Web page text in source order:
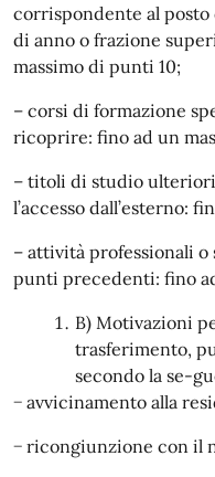
corrispondente al
di anno o frazione
massimo di punti 10;
– corsi di formazione
ricoprire: fino ad un
– titoli di studio
l’accesso dall’esterno:
– attività professionali
punti precedenti: fino
B) Motivazioni
trasferimento,
secondo la se-
− avvicinamento alla
− ricongiunzione con il